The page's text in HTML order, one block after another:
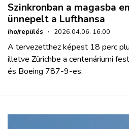
Szinkronban a magasba
ünnepelt a Lufthansa
iho/repülés · 2026.04.06. 16:00
A tervezetthez képest 18 perc
illetve Zürichbe a centenáriumi
és Boeing 787-9-es.